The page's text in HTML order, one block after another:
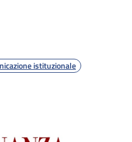
istituzionale